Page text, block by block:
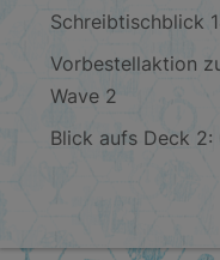
Schreibtischblick
Vorbestellaktion
Wave 2
Blick aufs Deck